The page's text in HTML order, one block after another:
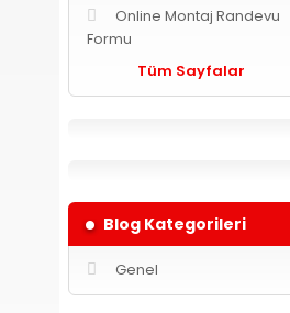
Online Montaj Randevu
Formu
Tüm Sayfalar
Blog Kategorileri
Genel